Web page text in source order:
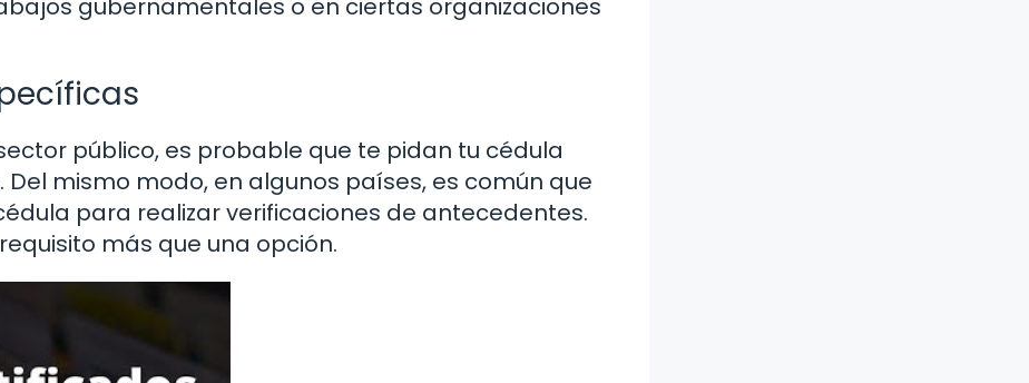
gubernamentales o en ciertas organizaciones
público, es probable que te pidan tu cédula
mismo modo, en algunos países, es común que
para realizar verificaciones de antecedentes.
más que una opción.